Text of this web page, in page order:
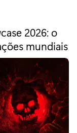
2026: o
mundiais